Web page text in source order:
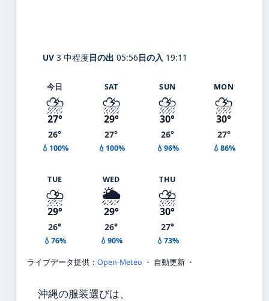
UV 3 中程度日の出 05:56日の入 19:11
今日
⛈️
27°
26°
💧100%
SAT
⛈️
29°
27°
💧100%
SUN
⛈️
30°
26°
💧96%
MON
⛈️
30°
27°
💧86%
TUE
⛈️
29°
26°
💧76%
WED
🌦️
29°
26°
💧90%
THU
⛈️
30°
27°
💧73%
ライブデータ提供： Open-Meteo ・ 自動更新 ・
沖縄の服装選びは、